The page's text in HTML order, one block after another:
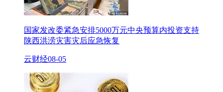
国家发改委紧急安排5000万元中央预算内投资支持
陕西洪涝灾害灾后应急恢复
云财经08-05